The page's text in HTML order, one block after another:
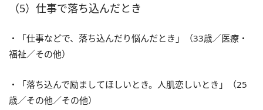
（5）仕事で落ち込んだとき
・「仕事などで、落ち込んだり悩んだとき」（33歳／医療・
福祉／その他）
・「落ち込んで励ましてほしいとき。人肌恋しいとき」（25
歳／その他／その他）